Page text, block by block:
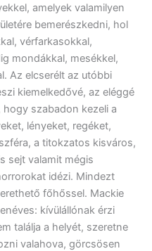
amelyek valamilyen
bemerészkedni, hol
vérfarkasokkal,
mondákkal, mesékkel,
Az elcserélt az utóbbi
kiemelkedővé, az eléggé
szabadon kezeli a
lényeket, regéket,
a titokzatos kisváros,
sejt valamit mégis
idézi. Mindezt
főhőssel. Mackie
kívülállónak érzi
találja a helyét, szeretne
valahova, görcsösen